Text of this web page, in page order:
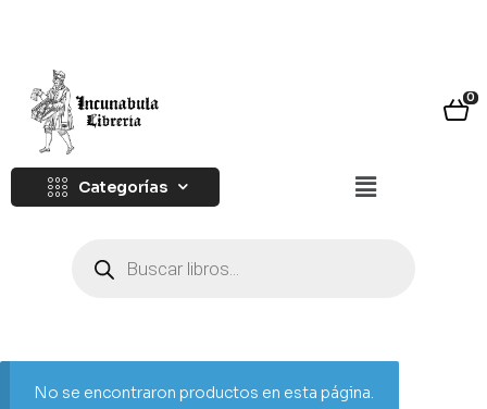
0
Categorías
No se encontraron productos en esta página.